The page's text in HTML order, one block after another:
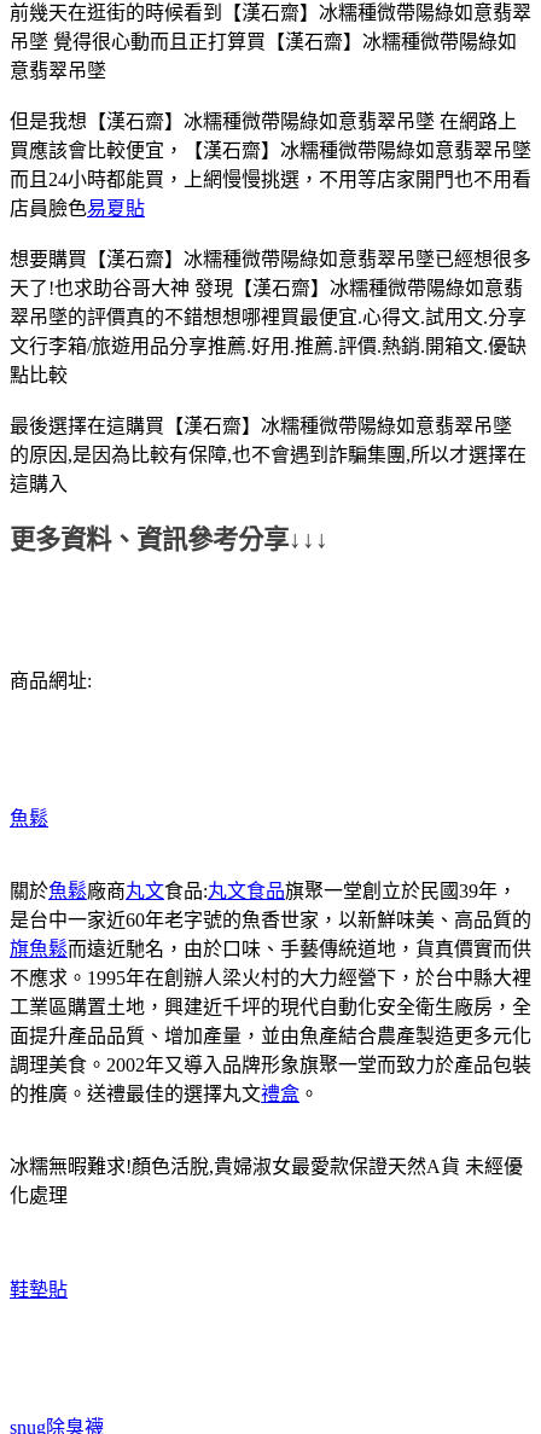
前幾天在逛街的時候看到【漢石齋】冰糯種微帶陽綠如意翡翠
吊墜 覺得很心動而且正打算買【漢石齋】冰糯種微帶陽綠如
意翡翠吊墜
但是我想【漢石齋】冰糯種微帶陽綠如意翡翠吊墜 在網路上
買應該會比較便宜，【漢石齋】冰糯種微帶陽綠如意翡翠吊墜
而且24小時都能買，上網慢慢挑選，不用等店家開門也不用看
店員臉色易夏貼
想要購買【漢石齋】冰糯種微帶陽綠如意翡翠吊墜已經想很多
天了!也求助谷哥大神 發現【漢石齋】冰糯種微帶陽綠如意翡
翠吊墜的評價真的不錯想想哪裡買最便宜.心得文.試用文.分享
文行李箱/旅遊用品分享推薦.好用.推薦.評價.熱銷.開箱文.優缺
點比較
最後選擇在這購買【漢石齋】冰糯種微帶陽綠如意翡翠吊墜
的原因,是因為比較有保障,也不會遇到詐騙集團,所以才選擇在
這購入
更多資料、資訊參考分享↓↓↓
商品網址:
魚鬆
關於魚鬆廠商丸文食品:丸文食品旗聚一堂創立於民國39年，
是台中一家近60年老字號的魚香世家，以新鮮味美、高品質的
旗魚鬆而遠近馳名，由於口味、手藝傳統道地，貨真價實而供
不應求。1995年在創辦人梁火村的大力經營下，於台中縣大裡
工業區購置土地，興建近千坪的現代自動化安全衛生廠房，全
面提升產品品質、增加產量，並由魚產結合農產製造更多元化
調理美食。2002年又導入品牌形象旗聚一堂而致力於產品包裝
的推廣。送禮最佳的選擇丸文禮盒 。
冰糯無暇難求!顏色活脫,貴婦淑女最愛款保證天然A貨 未經優
化處理
鞋墊貼
snug除臭襪